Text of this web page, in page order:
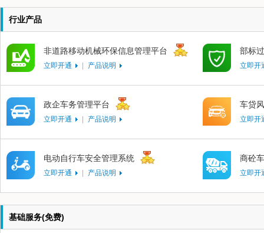
行业产品
非道路移动机械环保信息管理平台
立即开通 产品说明
部标
立即开
政企车务管理平台
立即开通 产品说明
车贷
立即开
电动自行车安全管理系统
立即开通 产品说明
商砼
立即开
基础服务(免费)